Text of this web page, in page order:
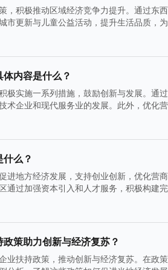
，积极推动区域经济竞争力提升。通过东
市更新与儿童公益活动，提升生活品质，
内容是什么？
极实施一系列措施，鼓励创新与发展。通
术企业和现代服务业的发展。此外，优化
么？
进地方经济发展，支持创业创新，优化营
通过加强资本引入和人才服务，积极构建
策助力创新与经济复苏？
业扶持政策，推动创新与经济复苏。在政